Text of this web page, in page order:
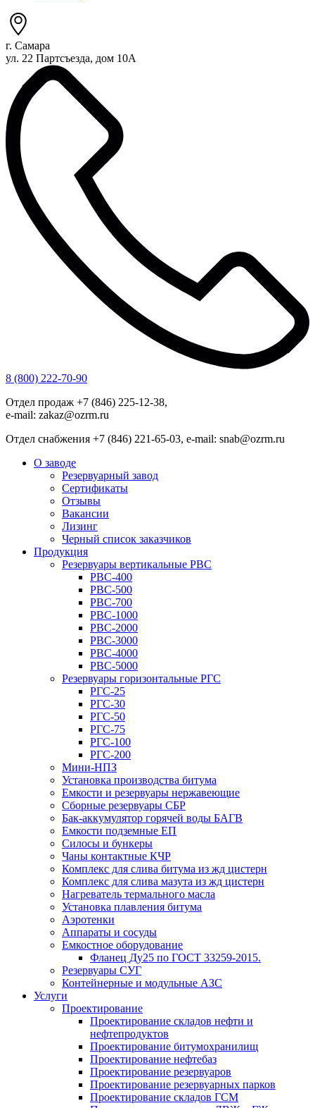
г. Самара
ул. 22 Партсъезда, дом 10А
8 (800) 222-70-90
Отдел продаж +7 (846) 225-12-38,
e-mail: zakaz@ozrm.ru
Отдел снабжения +7 (846) 221-65-03, e-mail: snab@ozrm.ru
О заводе
Резервуарный завод
Сертификаты
Отзывы
Вакансии
Лизинг
Черный список заказчиков
Продукция
Резервуары вертикальные РВС
РВС-400
РВС-500
РВС-700
РВС-1000
РВС-2000
РВС-3000
РВС-4000
РВС-5000
Резервуары горизонтальные РГС
РГС-25
РГС-30
РГС-50
РГС-75
РГС-100
РГС-200
Мини-НПЗ
Установка производства битума
Емкости и резервуары нержавеющие
Сборные резервуары СБР
Бак-аккумулятор горячей воды БАГВ
Емкости подземные ЕП
Силосы и бункеры
Чаны контактные КЧР
Комплекс для слива битума из жд цистерн
Комплекс для слива мазута из жд цистерн
Нагреватель термального масла
Установка плавления битума
Аэротенки
Аппараты и сосуды
Емкостное оборудование
Фланец Ду25 по ГОСТ 33259-2015.
Резервуары СУГ
Контейнерные и модульные АЗС
Услуги
Проектирование
Проектирование складов нефти и
нефтепродуктов
Проектирование битумохранилищ
Проектирование нефтебаз
Проектирование резервуаров
Проектирование резервуарных парков
Проектирование складов ГСМ